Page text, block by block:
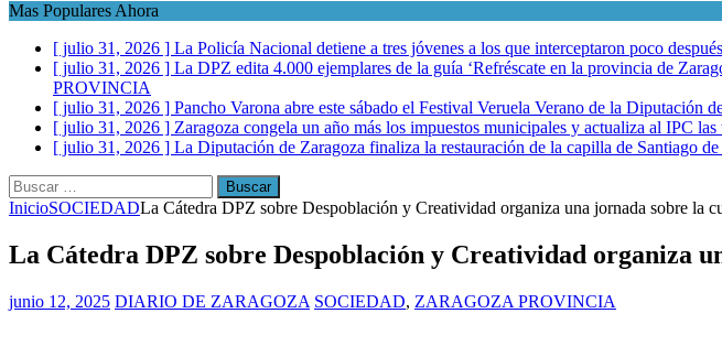
Mas Populares Ahora
[ julio 31, 2026 ] La Policía Nacional detiene a tres jóvenes a los que interceptaron poco
[ julio 31, 2026 ] La DPZ edita 4.000 ejemplares de la guía ‘Refréscate en la provincia de
PROVINCIA
[ julio 31, 2026 ] Pancho Varona abre este sábado el Festival Veruela Verano de la Diputación
[ julio 31, 2026 ] Zaragoza congela un año más los impuestos municipales y actualiza al IPC las
[ julio 31, 2026 ] La Diputación de Zaragoza finaliza la restauración de la capilla de Santiago
Buscar:
InicioSOCIEDADLa Cátedra DPZ sobre Despoblación y Creatividad organiza una jornada sobre la
La Cátedra DPZ sobre Despoblación y Creatividad organiza
junio 12, 2025 DIARIO DE ZARAGOZA SOCIEDAD, ZARAGOZA PROVINCIA